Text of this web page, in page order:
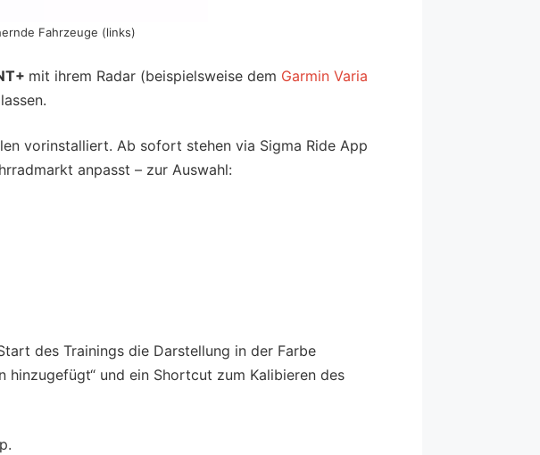
Fahrzeuge (links)
mit ihrem Radar (beispielsweise dem Garmin Varia
vorinstalliert. Ab sofort stehen via Sigma Ride App
anpasst – zur Auswahl:
des Trainings die Darstellung in der Farbe
und ein Shortcut zum Kalibieren des